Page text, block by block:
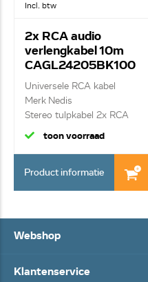
Incl. btw
2x RCA audio
verlengkabel 10m
CAGL24205BK100
Universele RCA kabel
Merk Nedis
Stereo tulpkabel 2x RCA
Ma...
toon voorraad
Product informatie
Webshop
Klantenservice